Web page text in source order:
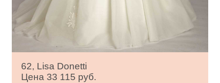
62, Lisa Donetti
Цена 33 115 руб.